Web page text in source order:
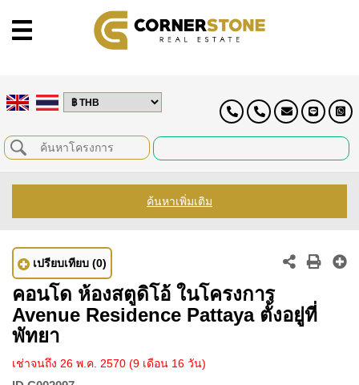
ค้นหาเพิ่มเติม
เปรียบเทียบ (0)
คอนโด ห้องสตูดิโอ้ ในโครงการ
Avenue Residence Pattaya ตั้งอยู่ที่
พัทยา
เช่าจนถึง 26 พ.ค. 2570 (9 เดือน 16 วัน)